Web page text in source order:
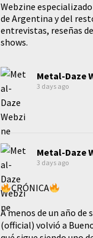
Webzine
de Argentina y del
entrevistas, reseñas
shows.
Metal-Daze
3 days ago
Metal-Daze
3 days ago
CRÓNICA
A menos de un año
(official) volvió a